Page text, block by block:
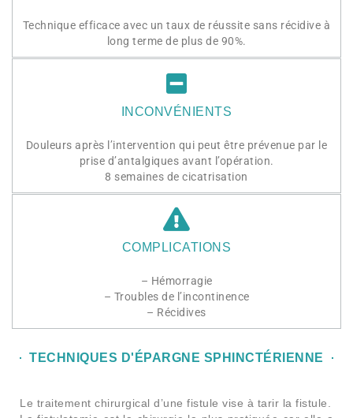
Technique efficace avec un taux de réussite sans récidive à
long terme de plus de 90%.
INCONVÉNIENTS
Douleurs après l’intervention qui peut être prévenue par le
prise d’antalgiques avant l’opération.
8 semaines de cicatrisation
COMPLICATIONS
– Hémorragie
– Troubles de l’incontinence
– Récidives
TECHNIQUES D'ÉPARGNE SPHINCTÉRIENNE
Le traitement chirurgical d’une fistule vise à tarir la fistule.